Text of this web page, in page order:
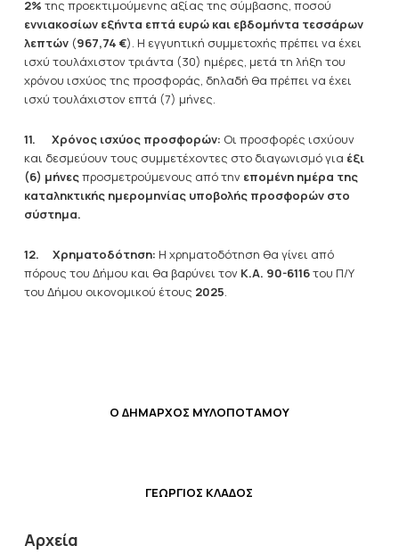
2% της προεκτιμούμενης αξίας της σύμβασης, ποσού
εννιακοσίων εξήντα επτά ευρώ και εβδομήντα τεσσάρων
λεπτών(967,74 €). Η εγγυητική συμμετοχής πρέπει να έχει
ισχύ τουλάχιστον τριάντα (30) ημέρες, μετά τη λήξη του
χρόνου ισχύος της προσφοράς, δηλαδή θα πρέπει να έχει
ισχύ τουλάχιστον επτά (7) μήνες.
11. Χρόνος ισχύος προσφορών: Οι προσφορές ισχύουν
και δεσμεύουν τους συμμετέχοντες στο διαγωνισμό για έξι
(6) μήνεςπροσμετρούμενους από την επομένη ημέρα της
καταληκτικής ημερομηνίας υποβολής προσφορών στο
σύστημα.
12. Χρηματοδότηση: Η χρηματοδότηση θα γίνει από
πόρους του Δήμου και θα βαρύνει τον Κ.Α. 90-6116του Π/Υ
του Δήμου οικονομικού έτους 2025.
Ο ΔΗΜΑΡΧΟΣ ΜΥΛΟΠΟΤΑΜΟΥ
ΓΕΩΡΓΙΟΣ ΚΛΑΔΟΣ
Αρχεία